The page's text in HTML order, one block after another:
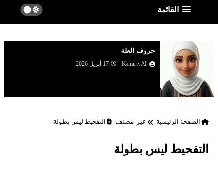
القائمة
حروف العلة
KamirtyAI 17 أبريل 2026
الصفحة الرئيسية غير مصنف التفحيط ليس بطولة
التفحيط ليس بطولة